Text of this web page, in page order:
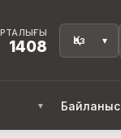
1408
▼ Байланыс